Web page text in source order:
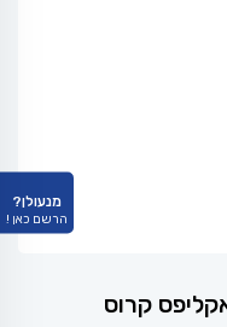
קרוס
מנעולן?
הרשם כאן !